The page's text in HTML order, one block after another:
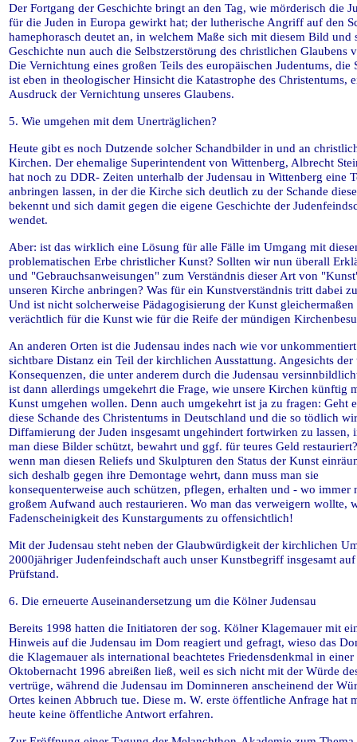
Der Fortgang der Geschichte bringt an den Tag, wie mörderisch die
für die Juden in Europa gewirkt hat; der lutherische Angriff auf den
hamephorasch deutet an, in welchem Maße sich mit diesem Bild und
Geschichte nun auch die Selbstzerstörung des christlichen Glaubens
Die Vernichtung eines großen Teils des europäischen Judentums, die
ist eben in theologischer Hinsicht die Katastrophe des Christentums,
Ausdruck der Vernichtung unseres Glaubens.
5. Wie umgehen mit dem Unerträglichen?
Heute gibt es noch Dutzende solcher Schandbilder in und an
Kirchen. Der ehemalige Superintendent von Wittenberg, Albrecht
hat noch zu DDR- Zeiten unterhalb der Judensau in Wittenberg eine
anbringen lassen, in der die Kirche sich deutlich zu der Schande
bekennt und sich damit gegen die eigene Geschichte der
wendet.
Aber: ist das wirklich eine Lösung für alle Fälle im Umgang mit
problematischen Erbe christlicher Kunst? Sollten wir nun überall
und "Gebrauchsanweisungen" zum Verständnis dieser Art von
unseren Kirche anbringen? Was für ein Kunstverständnis tritt dabei
Und ist nicht solcherweise Pädagogisierung der Kunst gleichermaßen
verächtlich für die Kunst wie für die Reife der mündigen
An anderen Orten ist die Judensau indes nach wie vor
sichtbare Distanz ein Teil der kirchlichen Ausstattung. Angesichts
Konsequenzen, die unter anderem durch die Judensau
ist dann allerdings umgekehrt die Frage, wie unsere Kirchen künftig
Kunst umgehen wollen. Denn auch umgekehrt ist ja zu fragen: Geht
diese Schande des Christentums in Deutschland und die so tödlich
Diffamierung der Juden insgesamt ungehindert fortwirken zu lassen,
man diese Bilder schützt, bewahrt und ggf. für teures Geld
wenn man diesen Reliefs und Skulpturen den Status der Kunst
sich deshalb gegen ihre Demontage wehrt, dann muss man sie
konsequenterweise auch schützen, pflegen, erhalten und - wo immer
großem Aufwand auch restaurieren. Wo man das verweigern wollte,
Fadenscheinigkeit des Kunstarguments zu offensichtlich!
Mit der Judensau steht neben der Glaubwürdigkeit der kirchlichen
2000jähriger Judenfeindschaft auch unser Kunstbegriff insgesamt
Prüfstand.
6. Die erneuerte Auseinandersetzung um die Kölner Judensau
Bereits 1998 hatten die Initiatoren der sog. Kölner Klagemauer mit
Hinweis auf die Judensau im Dom reagiert und gefragt, wieso das
die Klagemauer als international beachtetes Friedensdenkmal in einer
Oktobernacht 1996 abreißen ließ, weil es sich nicht mit der Würde
vertrüge, während die Judensau im Dominneren anscheinend der
Ortes keinen Abbruch tue. Diese m. W. erste öffentliche Anfrage hat
heute keine öffentliche Antwort erfahren.